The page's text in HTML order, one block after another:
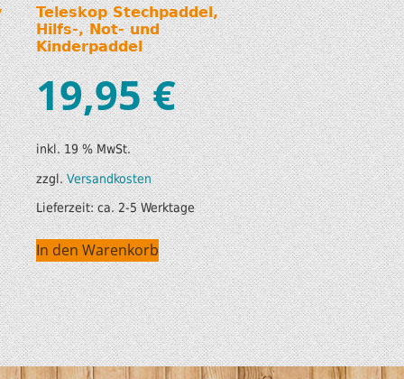
Teleskop Stechpaddel,
Hilfs-, Not- und
Kinderpaddel
19,95€
inkl. 19 % MwSt.
zzgl.Versandkosten
Lieferzeit:ca. 2-5 Werktage
In den Warenkorb